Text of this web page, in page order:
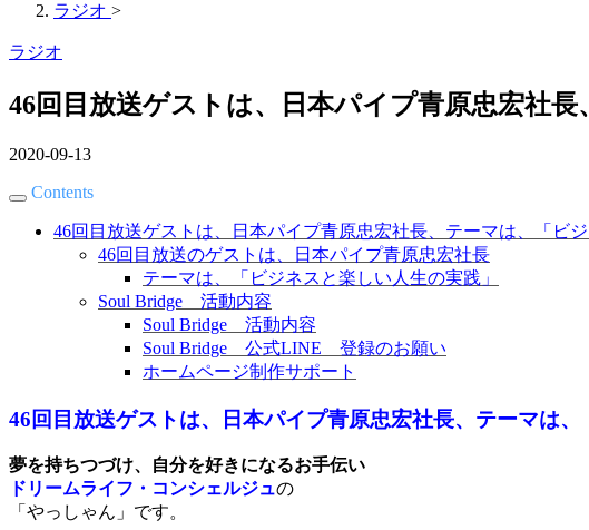
ラジオ >
ラジオ
46回目放送ゲストは、日本パイプ青原忠宏社
2020-09-13
Contents
46回目放送ゲストは、日本パイプ青原忠宏社長、テーマは、「ビ
46回目放送のゲストは、日本パイプ青原忠宏社長
テーマは、「ビジネスと楽しい人生の実践」
Soul Bridge 活動内容
Soul Bridge 活動内容
Soul Bridge 公式LINE 登録のお願い
ホームページ制作サポート
46回目放送ゲストは、日本パイプ青原忠宏社長、テーマは、
夢を持ちつづけ、自分を好きになるお手伝い
ドリームライフ・コンシェルジュの
「やっしゃん」です。